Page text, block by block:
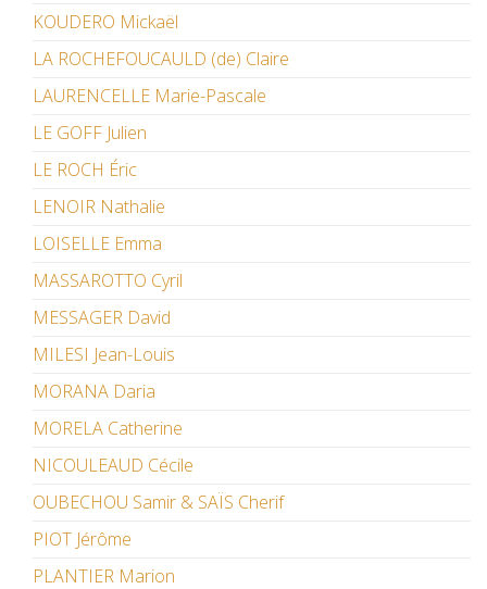
KOUDERO Mickaël
LA ROCHEFOUCAULD (de) Claire
LAURENCELLE Marie-Pascale
LE GOFF Julien
LE ROCH Éric
LENOIR Nathalie
LOISELLE Emma
MASSAROTTO Cyril
MESSAGER David
MILESI Jean-Louis
MORANA Daria
MORELA Catherine
NICOULEAUD Cécile
OUBECHOU Samir & SAÏS Cherif
PIOT Jérôme
PLANTIER Marion